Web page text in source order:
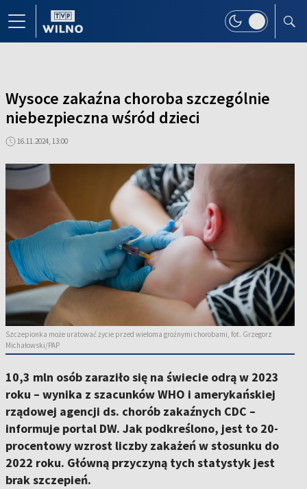
Wysoce zakaźna choroba szczególnie
niebezpieczna wśród dzieci
16.11.2024, 13:00
Szczepionka może uratować życie przed wieloma groźnymi chorobami, fot. Grzegorz
Michałowski/PAP
10,3 mln osób zaraziło się na świecie odrą w 2023
roku – wynika z szacunków WHO i amerykańskiej
rządowej agencji ds. chorób zakaźnych CDC –
informuje portal DW. Jak podkreślono, jest to 20-
procentowy wzrost liczby zakażeń w stosunku do
2022 roku. Główną przyczyną tych statystyk jest
brak szczepień.